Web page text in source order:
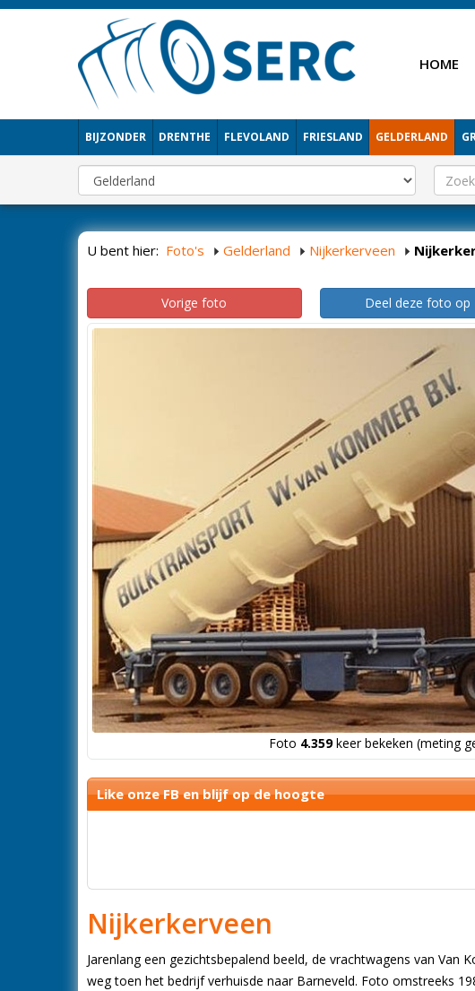
HOME
BIJZONDER DRENTHE FLEVOLAND FRIESLAND GELDERLAND
U bent hier: Foto's Gelderland Nijkerkerveen
Vorige foto Deel deze foto op
Foto 4.359keer bekeken (meting
Like onze FB en blijf op de hoogte
Nijkerkerveen
Jarenlang een gezichtsbepalend beeld, de vrachtwagens van Van
weg toen het bedrijf verhuisde naar Barneveld. Foto omstreeks